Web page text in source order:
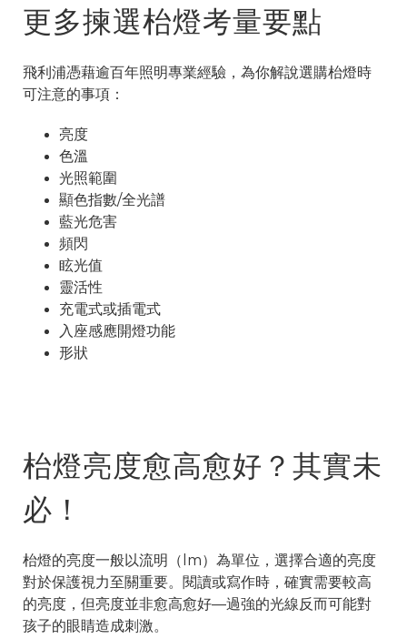
更多揀選枱燈考量要點
飛利浦憑藉逾百年照明專業經驗，為你解說選購枱燈時
可注意的事項：
亮度
色溫
光照範圍
顯色指數/全光譜
藍光危害
頻閃
眩光值
靈活性
充電式或插電式
入座感應開燈功能
形狀
枱燈亮度愈高愈好？其實未
必！
枱燈的亮度一般以流明（lm）為單位，選擇合適的亮度
對於保護視力至關重要。閱讀或寫作時，確實需要較高
的亮度，但亮度並非愈高愈好—過強的光線反而可能對
孩子的眼睛造成刺激。